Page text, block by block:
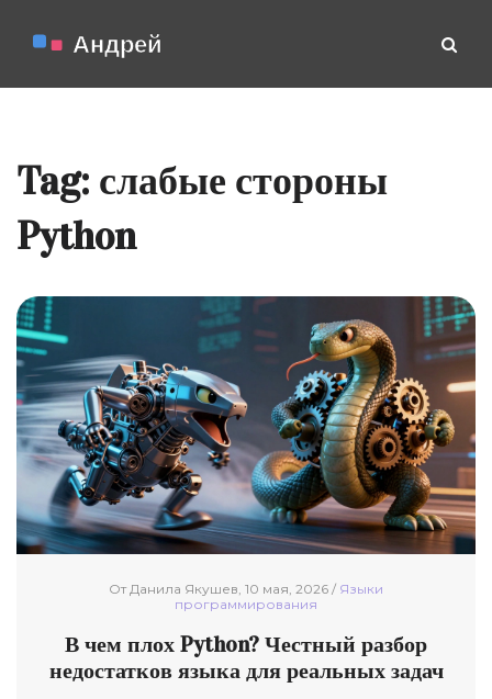
Tag: слабые стороны
Python
От Данила Якушев, 10 мая, 2026 / Языки
программирования
В чем плох Python? Честный разбор
недостатков языка для реальных задач